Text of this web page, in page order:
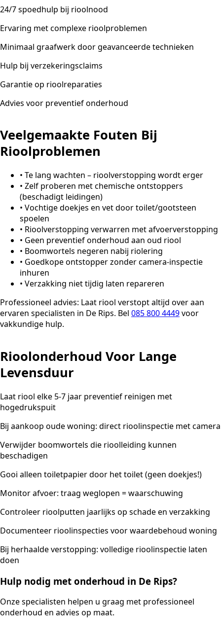
24/7 spoedhulp bij rioolnood
Ervaring met complexe rioolproblemen
Minimaal graafwerk door geavanceerde technieken
Hulp bij verzekeringsclaims
Garantie op rioolreparaties
Advies voor preventief onderhoud
Veelgemaakte Fouten Bij
Rioolproblemen
• Te lang wachten – rioolverstopping wordt erger
• Zelf proberen met chemische ontstoppers
(beschadigt leidingen)
• Vochtige doekjes en vet door toilet/gootsteen
spoelen
• Rioolverstopping verwarren met afvoerverstopping
• Geen preventief onderhoud aan oud riool
• Boomwortels negeren nabij riolering
• Goedkope ontstopper zonder camera-inspectie
inhuren
• Verzakking niet tijdig laten repareren
Professioneel advies: Laat riool verstopt altijd over aan
ervaren specialisten in De Rips. Bel 085 800 4449voor
vakkundige hulp.
Rioolonderhoud Voor Lange
Levensduur
Laat riool elke 5-7 jaar preventief reinigen met
hogedrukspuit
Bij aankoop oude woning: direct rioolinspectie met camera
Verwijder boomwortels die rioolleiding kunnen
beschadigen
Gooi alleen toiletpapier door het toilet (geen doekjes!)
Monitor afvoer: traag weglopen = waarschuwing
Controleer rioolputten jaarlijks op schade en verzakking
Documenteer rioolinspecties voor waardebehoud woning
Bij herhaalde verstopping: volledige rioolinspectie laten
doen
Hulp nodig met onderhoud in De Rips?
Onze specialisten helpen u graag met professioneel
onderhoud en advies op maat.